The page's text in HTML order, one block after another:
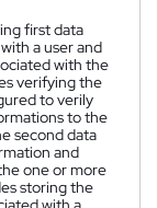
first data
a user and
with the
verifying the
to verily
to the
second data
and
one or more
storing the